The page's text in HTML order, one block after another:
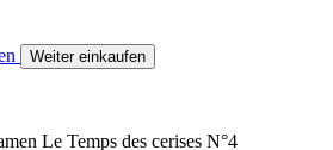
Weiter einkaufen
Le Temps des cerises N°4